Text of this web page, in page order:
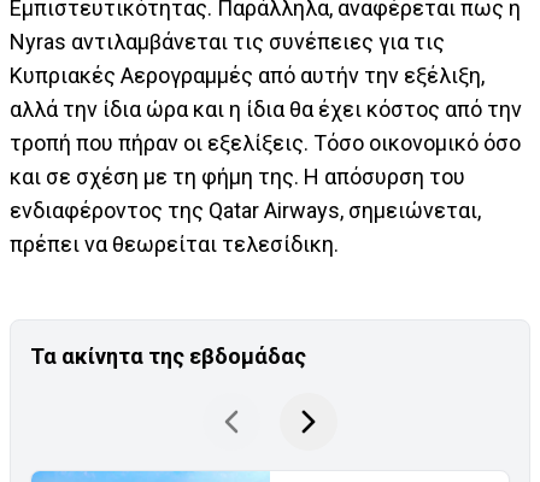
Εμπιστευτικότητας. Παράλληλα, αναφέρεται πως η
Nyras αντιλαμβάνεται τις συνέπειες για τις
Κυπριακές Αερογραμμές από αυτήν την εξέλιξη,
αλλά την ίδια ώρα και η ίδια θα έχει κόστος από την
τροπή που πήραν οι εξελίξεις. Τόσο οικονομικό όσο
και σε σχέση με τη φήμη της. Η απόσυρση του
ενδιαφέροντος της Qatar Airways, σημειώνεται,
πρέπει να θεωρείται τελεσίδικη.
Τα ακίνητα της εβδομάδας